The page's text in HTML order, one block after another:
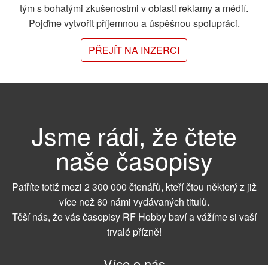
tým s bohatými zkušenostmi v oblasti reklamy a médií.
Pojďme vytvořit příjemnou a úspěšnou spolupráci.
PŘEJÍT NA INZERCI
Jsme rádi, že čtete
naše časopisy
Patříte totiž mezi 2 300 000 čtenářů, kteří čtou některý z již
více než 60 námi vydávaných titulů.
Těší nás, že vás časopisy RF Hobby baví a vážíme si vaší
trvalé přízně!